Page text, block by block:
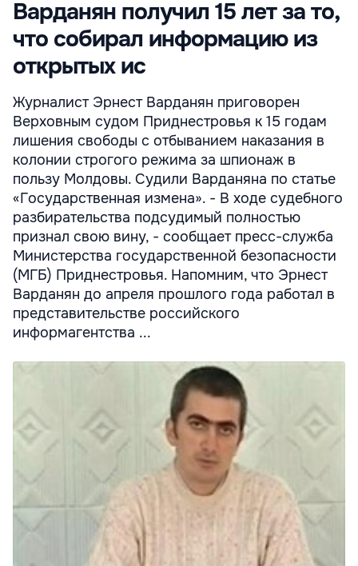
Варданян получил 15 лет за то,
что собирал информацию из
открытых ис
Журналист Эрнест Варданян приговорен
Верховным судом Приднестровья к 15 годам
лишения свободы с отбыванием наказания в
колонии строгого режима за шпионаж в
пользу Молдовы. Судили Варданяна по статье
«Государственная измена». - В ходе судебного
разбирательства подсудимый полностью
признал свою вину, - сообщает пресс-служба
Министерства государственной безопасности
(МГБ) Приднестровья. Напомним, что Эрнест
Варданян до апреля прошлого года работал в
представительстве российского
информагентства ...